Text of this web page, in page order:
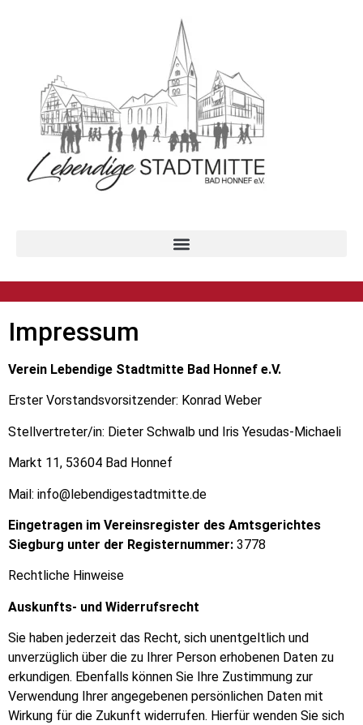
Impressum
Verein Lebendige Stadtmitte Bad Honnef e.V.
Erster Vorstandsvorsitzender: Konrad Weber
Stellvertreter/in: Dieter Schwalb und Iris Yesudas-Michaeli
Markt 11, 53604 Bad Honnef
Mail: info@lebendigestadtmitte.de
Eingetragen im Vereinsregister des Amtsgerichtes
Siegburg unter der Registernummer: 3778
Rechtliche Hinweise
Auskunfts- und Widerrufsrecht
Sie haben jederzeit das Recht, sich unentgeltlich und
unverzüglich über die zu Ihrer Person erhobenen Daten zu
erkundigen. Ebenfalls können Sie Ihre Zustimmung zur
Verwendung Ihrer angegebenen persönlichen Daten mit
Wirkung für die Zukunft widerrufen. Hierfür wenden Sie sich